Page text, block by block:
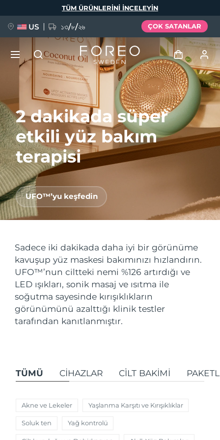
2 dakikada süper
etkili yüz bakım
terapisi
UFO™’yu keşfedin
Sadece iki dakikada daha iyi bir görünüme
kavuşup yüz maskesi bakımınızı hızlandırın.
UFO™’nun ciltteki nemi %126 artırdığı ve
LED ışıkları, sonik masaj ve ısıtma ile
soğutma sayesinde kırışıklıkların
görünümünü azalttığı klinik testler
tarafından kanıtlanmıştır.
TÜMÜ CIHAZLAR CİLT BAKIMI
Akne ve Lekeler Yaşlanma Karşıtı ve Kırışıklıklar
Soluk ten Yağ kontrolü
TÜM ÜRÜNLERINI INCELEYIN
US ১৩/৮/২৬ ÇOK SATANLAR
Giriş
Kullanici profi̇li̇
Cihazlarım
Aboneliklerim
FAQ™ Pure Beauty-Tech Elixir
BREAKING NEWS
issa™ Teeth Whitening Set
FAQ™ Dual LED Panel
POPÜLER
Kırmızı Işık Terapisi
Dil Seçimi
English Deutsch
Español
Français
Italiano
Português
Polski
Svenska
Türkçe
简体中文
Nakliye ülkesi
Amerika Birleşik
Devletleri
Tahmini teslim tarihi১৩/৮/২৬
Birleşik Krallık Tahmini teslim tarihi
İspanya Tahmini teslim tarihi
Almanya Tahmini teslim tarihi ১২/৮/২৬
Kanada